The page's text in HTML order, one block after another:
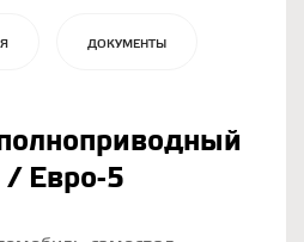
ДОКУМЕНТЫ
/ Евро-5